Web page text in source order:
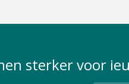
sterker voor